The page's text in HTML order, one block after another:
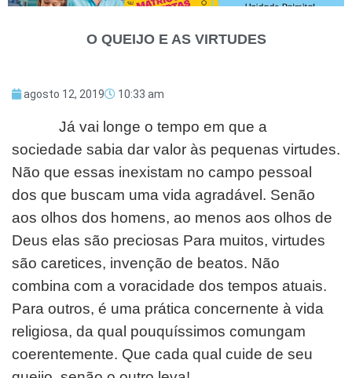
O QUEIJO E AS VIRTUDES
agosto 12, 2019 10:33 am
Já vai longe o tempo em que a
sociedade sabia dar valor às pequenas virtudes.
Não que essas inexistam no campo pessoal
dos que buscam uma vida agradável. Senão
aos olhos dos homens, ao menos aos olhos de
Deus elas são preciosas Para muitos, virtudes
são caretices, invenção de beatos. Não
combina com a voracidade dos tempos atuais.
Para outros, é uma prática concernente à vida
religiosa, da qual pouquíssimos comungam
coerentemente. Que cada qual cuide de seu